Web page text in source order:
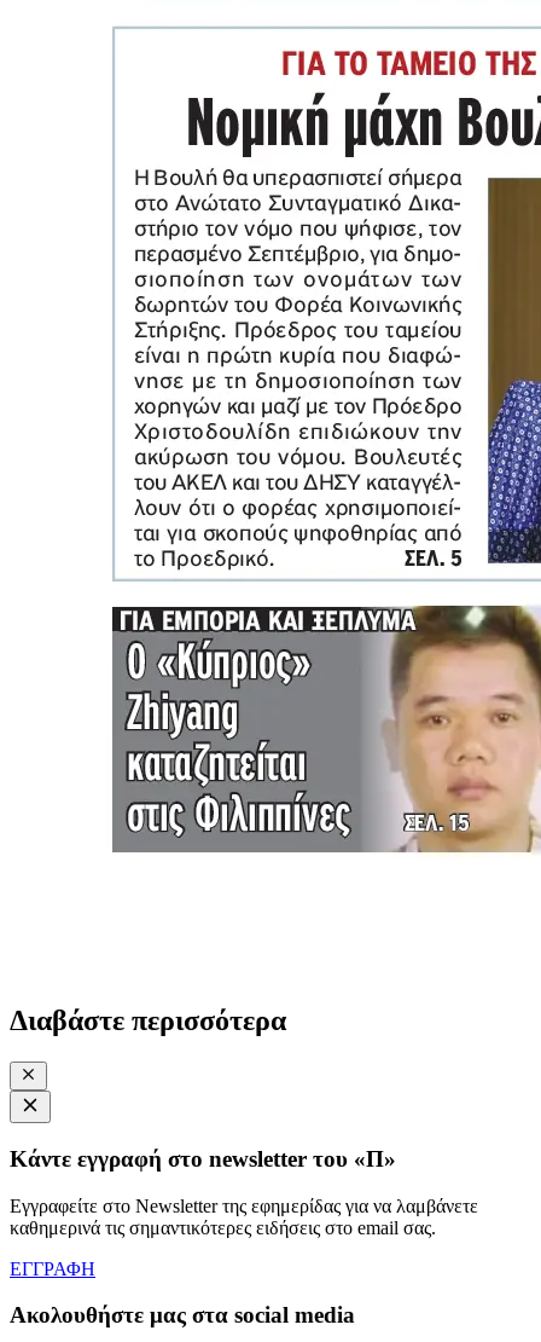
Διαβάστε περισσότερα
Κάντε εγγραφή στο newsletter του «Π»
Εγγραφείτε στο Newsletter της εφημερίδας για να λαμβάνετε
καθημερινά τις σημαντικότερες ειδήσεις στο email σας.
ΕΓΓΡΑΦΗ
Ακολουθήστε μας στα social media